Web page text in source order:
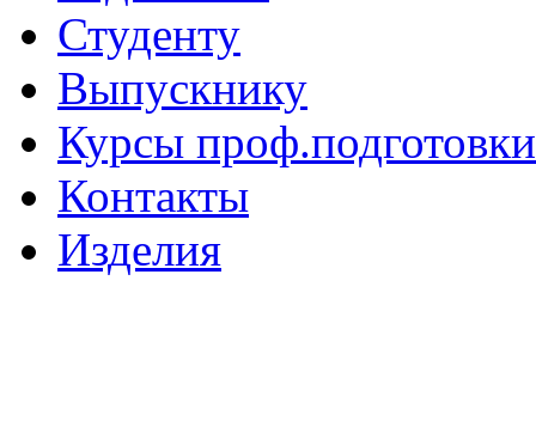
Студенту
Выпускнику
Курсы проф.подготовки
Контакты
Изделия